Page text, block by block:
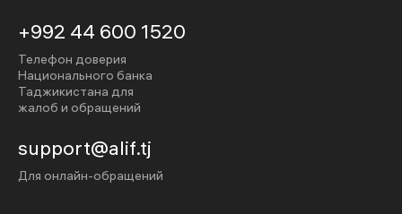
+992 44 600 1520
Телефон доверия
Национального банка
Таджикистана для
жалоб и обращений
support@alif.tj
Для онлайн-обращений